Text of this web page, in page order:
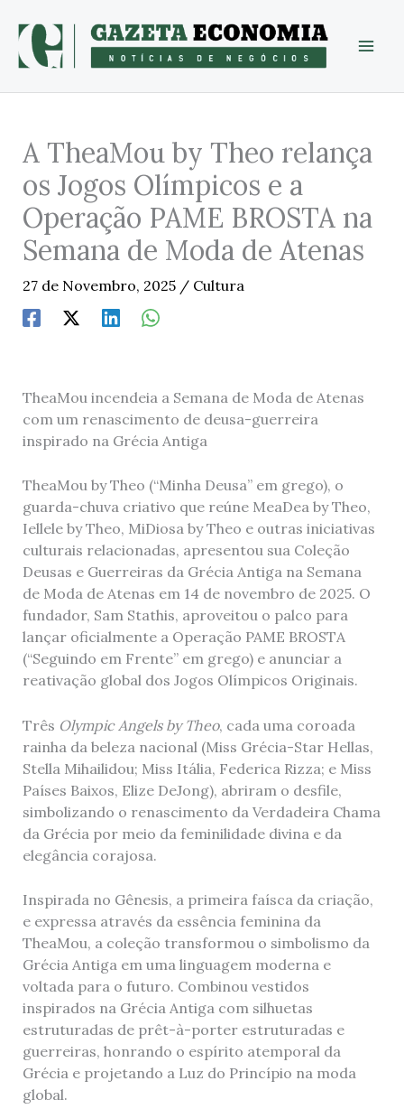
content
A TheaMou by Theo relança
os Jogos Olímpicos e a
Operação PAME BROSTA na
Semana de Moda de Atenas
27 de Novembro, 2025 / Cultura
TheaMou incendeia a Semana de Moda de Atenas
com um renascimento de deusa-guerreira
inspirado na Grécia Antiga
TheaMou by Theo (“Minha Deusa” em grego), o
guarda-chuva criativo que reúne MeaDea by Theo,
Iellele by Theo, MiDiosa by Theo e outras iniciativas
culturais relacionadas, apresentou sua Coleção
Deusas e Guerreiras da Grécia Antiga na Semana
de Moda de Atenas em 14 de novembro de 2025. O
fundador, Sam Stathis, aproveitou o palco para
lançar oficialmente a Operação PAME BROSTA
(“Seguindo em Frente” em grego) e anunciar a
reativação global dos Jogos Olímpicos Originais.
Três Olympic Angels by Theo, cada uma coroada
rainha da beleza nacional (Miss Grécia-Star Hellas,
Stella Mihailidou; Miss Itália, Federica Rizza; e Miss
Países Baixos, Elize DeJong), abriram o desfile,
simbolizando o renascimento da Verdadeira Chama
da Grécia por meio da feminilidade divina e da
elegância corajosa.
Inspirada no Gênesis, a primeira faísca da criação,
e expressa através da essência feminina da
TheaMou, a coleção transformou o simbolismo da
Grécia Antiga em uma linguagem moderna e
voltada para o futuro. Combinou vestidos
inspirados na Grécia Antiga com silhuetas
estruturadas de prêt-à-porter estruturadas e
guerreiras, honrando o espírito atemporal da
Grécia e projetando a Luz do Princípio na moda
global.